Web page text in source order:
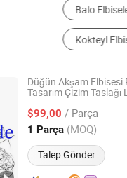
Gelin Annesi Elbisesi
Düğün Akşam
Tasarım Çizim Taslağı
$99,00 / Parça
1 Parça (MOQ)
Talep Gönder
Co., Ltd.
Fiyat 2013